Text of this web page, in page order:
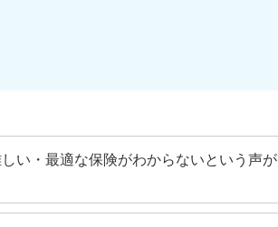
い・最適な保険がわからないという声が